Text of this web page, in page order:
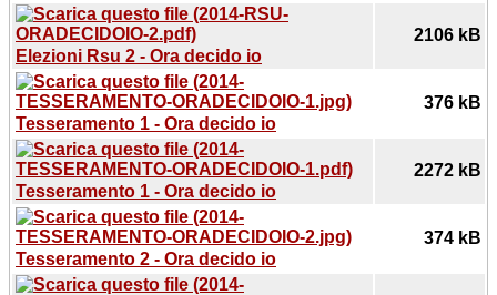
Elezioni Rsu 2 - Ora decido io
2106 kB
Tesseramento 1 - Ora decido io
376 kB
Tesseramento 1 - Ora decido io
2272 kB
Tesseramento 2 - Ora decido io
374 kB